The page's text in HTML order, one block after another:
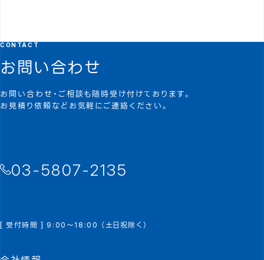
CONTACT
お問い合わせ
お問い合わせ・ご相談も随時受け付けております。
お見積り依頼などお気軽にご連絡ください。
03-5807-2135
[ 受付時間 ] 9:00～18:00 （土日祝除く）